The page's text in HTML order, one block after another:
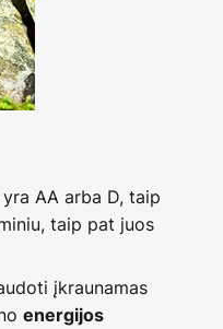
yra AA arba D, taip
taip pat juos
įkraunamas
energijos